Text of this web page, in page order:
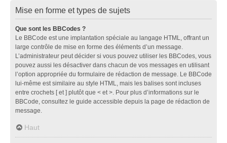
Mise en forme et types de sujets
Que sont les BBCodes ?
Le BBCode est une implantation spéciale au langage HTML, offrant un
large contrôle de mise en forme des éléments d’un message.
L’administrateur peut décider si vous pouvez utiliser les BBCodes, vous
pouvez aussi les désactiver dans chacun de vos messages en utilisant
l’option appropriée du formulaire de rédaction de message. Le BBCode
lui-même est similaire au style HTML, mais les balises sont incluses
entre crochets [ et ] plutôt que < et >. Pour plus d’informations sur le
BBCode, consultez le guide accessible depuis la page de rédaction de
message.
Haut